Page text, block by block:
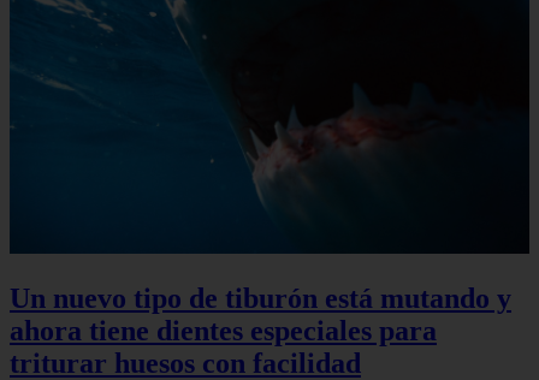
Un nuevo tipo de tiburón está mutando y
ahora tiene dientes especiales para
triturar huesos con facilidad